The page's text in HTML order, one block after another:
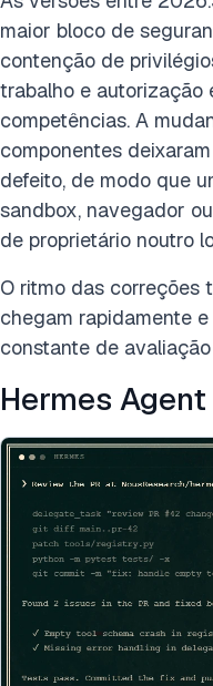
maior bloco de
contenção de
trabalho e autorização
competências. A
componentes
defeito, de modo que
sandbox, navegador
de proprietário noutro
O ritmo das correções
chegam rapidamente
constante de
Hermes Agent